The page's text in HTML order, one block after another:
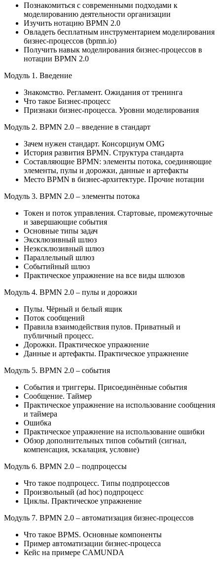
Познакомиться с современными подходами к
моделированию деятельности организации
Изучить нотацию BPMN 2.0
Овладеть бесплатным инструментарием моделирования
бизнес-процессов (bpmn.io)
Получить навык моделирования бизнес-процессов в
нотации BPMN 2.0
Модуль 1. Введение
Знакомство. Регламент. Ожидания от тренинга
Что такое Бизнес-процесс
Признаки бизнес-процесса. Уровни моделирования
Модуль 2. BPMN 2.0 – введение в стандарт
Зачем нужен стандарт. Консорциум OMG
История развития BPMN. Структура стандарта
Составляющие BPMN: элементы потока, соединяющие
элементы, пулы и дорожки, данные и артефакты
Место BPMN в бизнес-архитектуре. Прочие нотации
Модуль 3. BPMN 2.0 – элементы потока
Токен и поток управления. Стартовые, промежуточные
и завершающие события
Основные типы задач
Эксклюзивный шлюз
Неэксклюзивный шлюз
Параллельный шлюз
Событийный шлюз
Практическое упражнение на все виды шлюзов
Модуль 4. BPMN 2.0 – пулы и дорожки
Пулы. Чёрный и белый ящик
Поток сообщений
Правила взаимодействия пулов. Приватный и
публичный процесс.
Дорожки. Практическое упражнение
Данные и артефакты. Практическое упражнение
Модуль 5. BPMN 2.0 – события
События и триггеры. Присоединённые события
Сообщение. Таймер
Практическое упражнение на использование сообщения
и таймера
Ошибка
Практическое упражнение на использование ошибки
Обзор дополнительных типов событий (сигнал,
компенсация, эскалация, условие)
Модуль 6. BPMN 2.0 – подпроцессы
Что такое подпроцесс. Типы подпроцессов
Произвольный (ad hoc) подпроцесс
Циклы. Практическое упражнение
Модуль 7. BPMN 2.0 – автоматизация бизнес-процессов
Что такое BPMS. Основные компоненты
Пример автоматизации бизнес-процесса
Кейс на примере CAMUNDA